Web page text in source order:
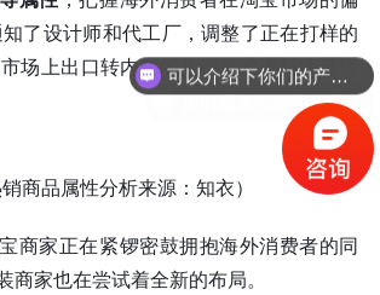
了设计师和代工厂，调整了正在打样的
场上出口转内销的热销款式进行细节优
销商品属性分析来源：知衣）
商家正在紧锣密鼓拥抱海外消费者的同
商家也在尝试着全新的布局。
可以介绍下你们的产品么？
你们是怎么收费的呢？